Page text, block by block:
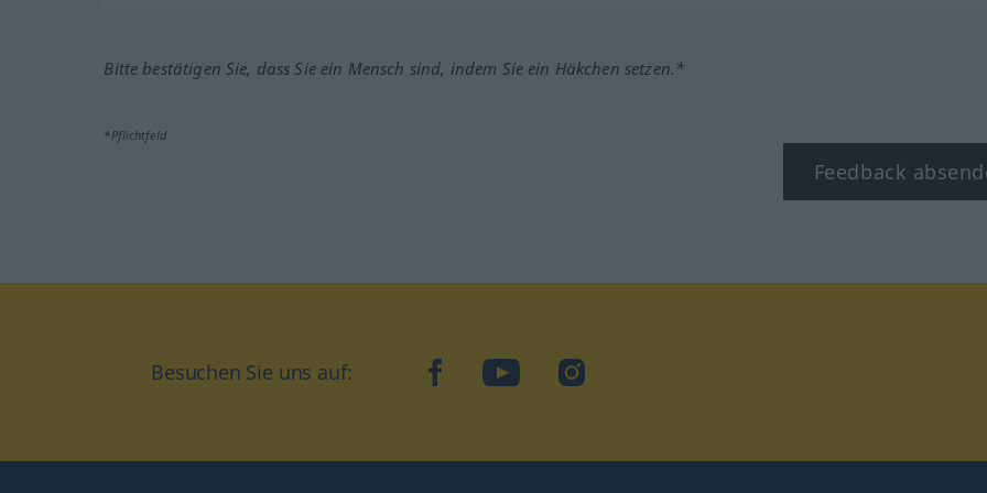
Bitte bestätigen Sie, dass Sie ein Mensch sind, indem Sie ein Häkchen setzen.*
*Pflichtfeld
Feedback
Besuchen Sie uns auf: facebookYouTubeInstagram